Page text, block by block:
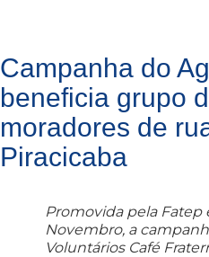
Campanha do
beneficia grupo
moradores de
Piracicaba
Promovida pela Fatep
Novembro, a
Voluntários Café